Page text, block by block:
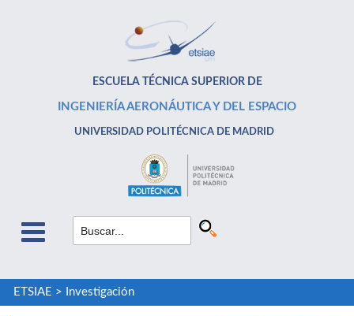
ESCUELA TÉCNICA SUPERIOR DE
INGENIERÍA AERONÁUTICA Y DEL ESPACIO
UNIVERSIDAD POLITÉCNICA DE MADRID
ETSIAE > Investigación